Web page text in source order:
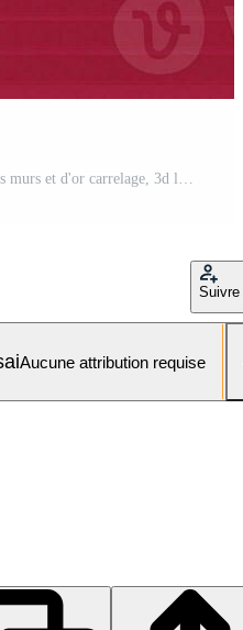
chinois palais des murs, rouge des murs et d'or carrelage, 3d le rendu. Photo Pro
Suivre
Aucune attribution requise